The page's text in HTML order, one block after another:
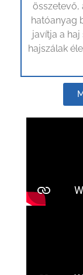
összetevő,
hatóanyag
javítja a
hajszálak